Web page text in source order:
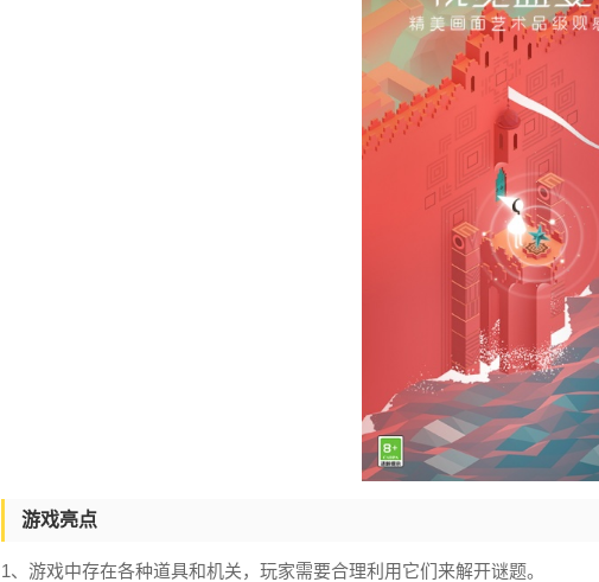
游戏亮点
1、游戏中存在各种道具和机关，玩家需要合理利用它们来解开谜题。